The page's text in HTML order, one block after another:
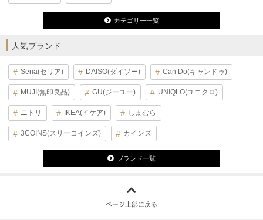
カテゴリー一覧
人気ブランド
Seria(セリア) DAISO(ダイソー) Can Do(キャンドゥ)
MUJI(無印良品) GU(ジーユー) UNIQLO(ユニクロ)
ニトリ IKEA(イケア) しまむら
3COINS(スリーコインズ) カインズ
ブランド一覧
ページ上部に戻る